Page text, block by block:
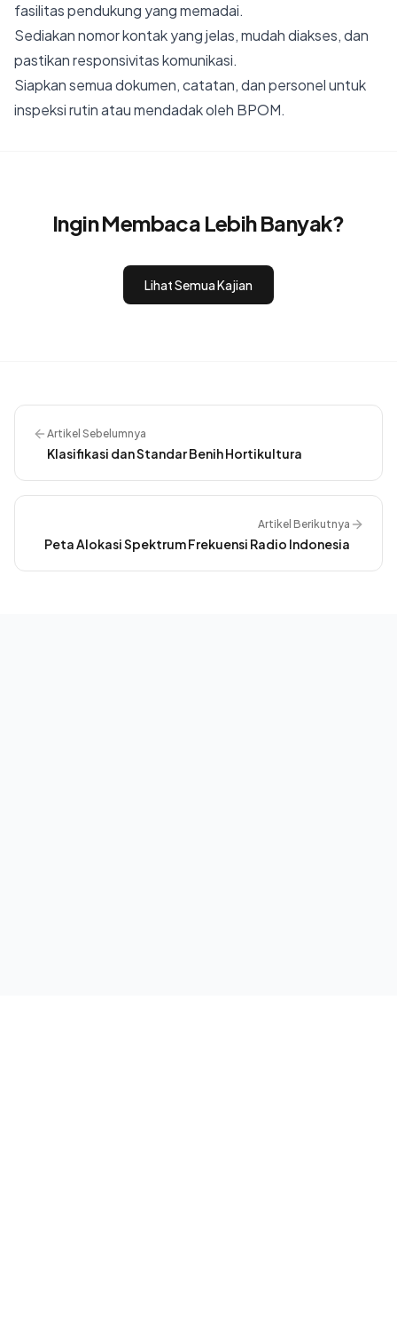
fasilitas pendukung yang memadai.
Sediakan nomor kontak yang jelas, mudah diakses, dan
pastikan responsivitas komunikasi.
Siapkan semua dokumen, catatan, dan personel untuk
inspeksi rutin atau mendadak oleh BPOM.
Ingin Membaca Lebih Banyak?
Lihat Semua Kajian
Artikel Sebelumnya
Klasifikasi dan Standar Benih Hortikultura
Artikel Berikutnya
Peta Alokasi Spektrum Frekuensi Radio Indonesia